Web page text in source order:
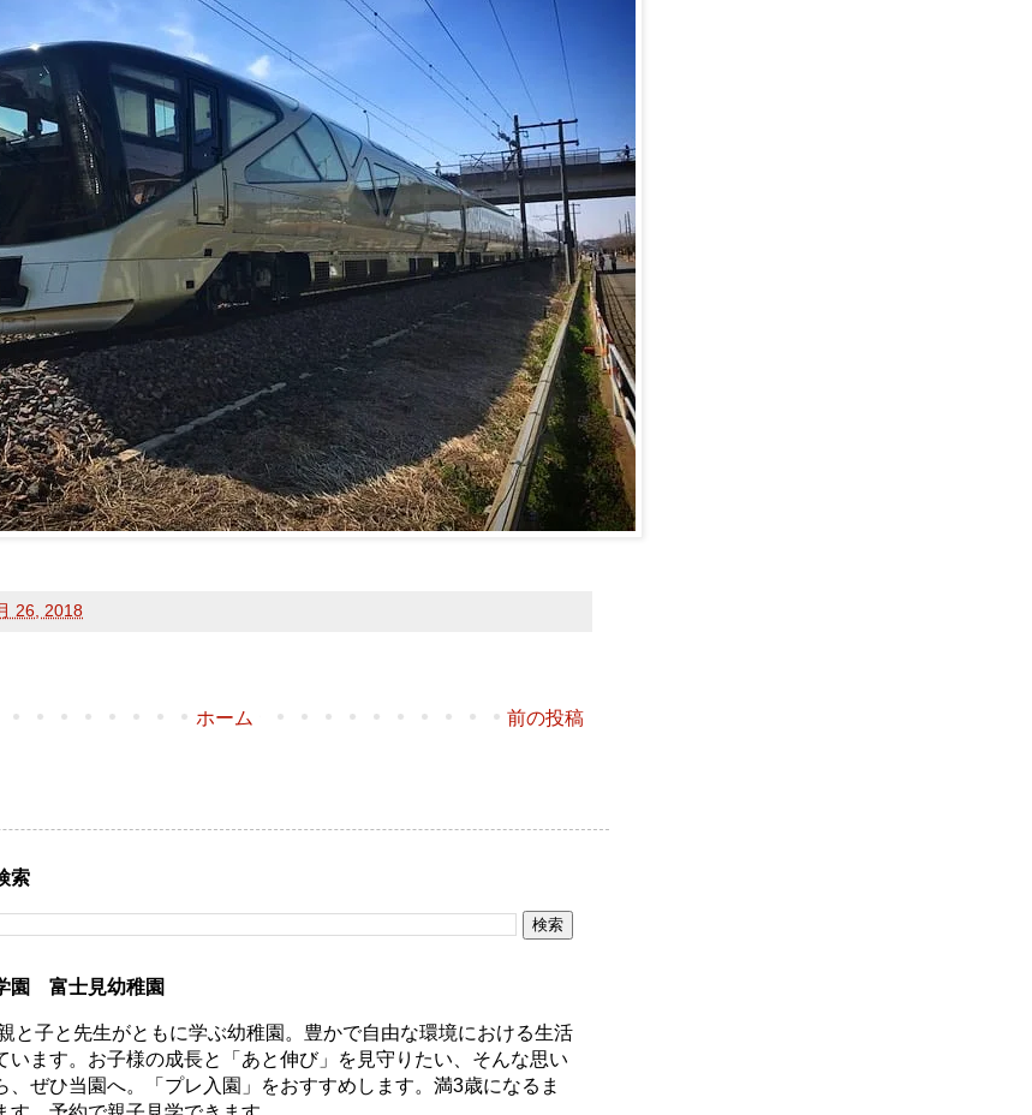
26, 2018
前の投稿
ホーム
索
園 富士見幼稚園
と子と先生がともに学ぶ幼稚園。豊かで自由な環境における生活
います。お子様の成長と「あと伸び」を見守りたい、そんな思い
、ぜひ当園へ。「プレ入園」をおすすめします。満3歳になるま